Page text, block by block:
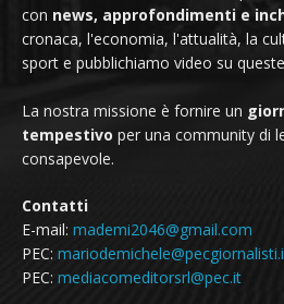
con news, approfondimenti e
cronaca, l'economia, l'attualità, la
sport e pubblichiamo video su
La nostra missione è fornire un
tempestivo per una community di
consapevole.
Contatti
E-mail: mademi2046@gmail.com
PEC:
PEC: mediacomeditorsrl@pec.it